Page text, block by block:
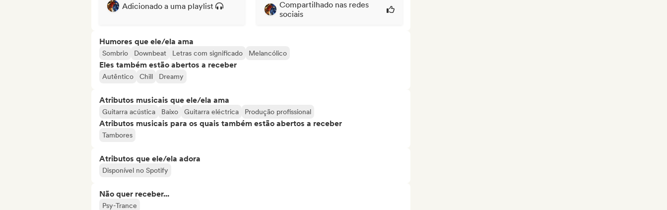
Adicionado a uma playlist
Compartilhado nas redes
sociais
Humores que ele/ela ama
Sombrio Downbeat Letras com significado Melancólico
Eles também estão abertos a receber
Autêntico Chill Dreamy
Atributos musicais que ele/ela ama
Guitarra acústica Baixo Guitarra eléctrica Produção profissional
Atributos musicais para os quais também estão abertos a receber
Tambores
Atributos que ele/ela adora
Disponível no Spotify
Não quer receber...
Psy-Trance